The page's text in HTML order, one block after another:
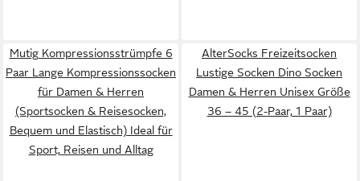
Mutig Kompressionsstrümpfe 6
Paar Lange Kompressionssocken
für Damen & Herren
(Sportsocken & Reisesocken,
Bequem und Elastisch) Ideal für
Sport, Reisen und Alltag
AlterSocks Freizeitsocken
Lustige Socken Dino Socken
Damen & Herren Unisex Größe
36 – 45 (2-Paar, 1 Paar)